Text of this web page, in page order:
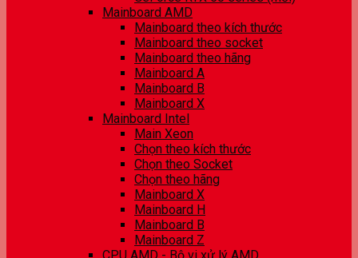
Mainboard AMD
Mainboard theo kích thước
Mainboard theo socket
Mainboard theo hãng
Mainboard A
Mainboard B
Mainboard X
Mainboard Intel
Main Xeon
Chọn theo kích thước
Chọn theo Socket
Chọn theo hãng
Mainboard X
Mainboard H
Mainboard B
Mainboard Z